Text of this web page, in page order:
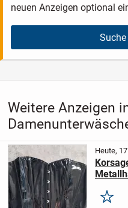
neuen Anzeigen optional
Weitere Anzeigen
Heute,